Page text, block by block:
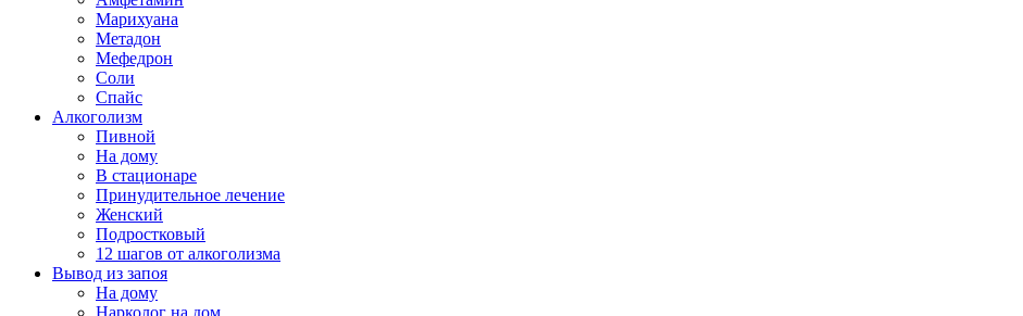
Марихуана
Метадон
Мефедрон
Соли
Спайс
Алкоголизм
Пивной
На дому
В стационаре
Принудительное лечение
Женский
Подростковый
12 шагов от алкоголизма
Вывод из запоя
На дому